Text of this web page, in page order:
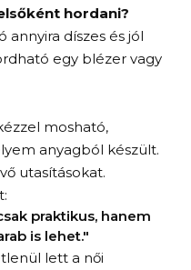
hordani?
díszes és jól
egy blézer vagy
mosható,
anyagból készült.
utasításokat.
praktikus, hanem
is lehet."
lett a női